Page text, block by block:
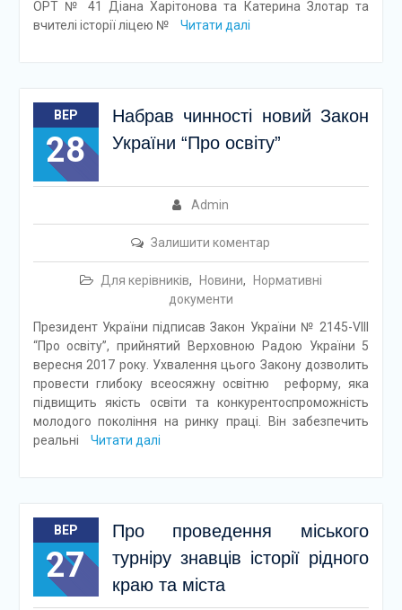
ОРТ № 41 Діана Харітонова та Катерина Злотар та
вчителі історії ліцею №
Читати далі
ВЕР
28
Набрав чинності новий Закон
України “Про освіту”
Admin
Залишити коментар
Для керівників, Новини,
Нормативні
документи
Президент України підписав Закон України № 2145-VІІІ
“Про освіту”, прийнятий Верховною Радою України 5
вересня 2017 року. Ухвалення цього Закону дозволить
провести глибоку всеосяжну освітню реформу, яка
підвищить якість освіти та конкурентоспроможність
молодого покоління на ринку праці. Він забезпечить
реальні
Читати далі
ВЕР
27
Про проведення міського
турніру знавців історії рідного
краю та міста